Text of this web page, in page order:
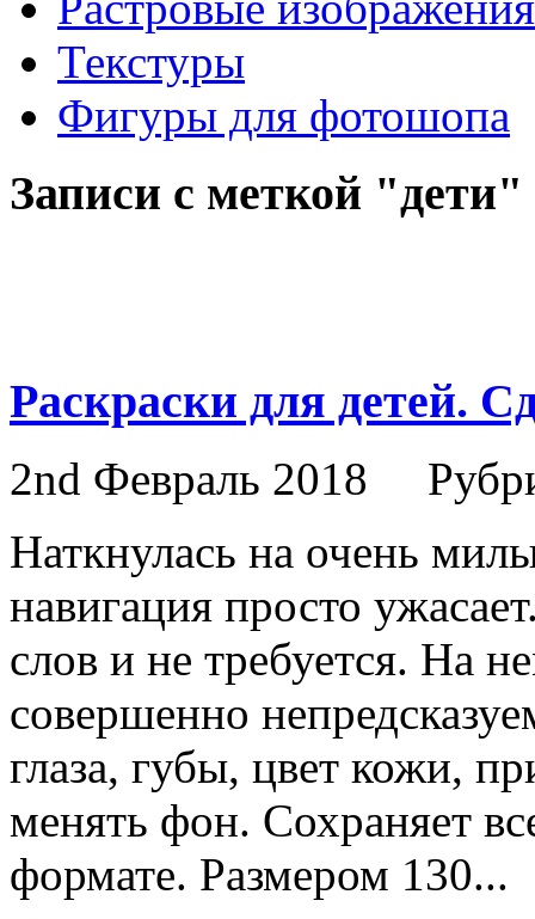
Текстуры
Фигуры для фотошопа
Записи с меткой "дети"
Раскраски для детей.
2nd Февраль 2018
Наткнулась на очень
навигация просто
слов и не требуется. На
совершенно
глаза, губы, цвет кожи,
менять фон. Сохраняет
формате. Размером 130...